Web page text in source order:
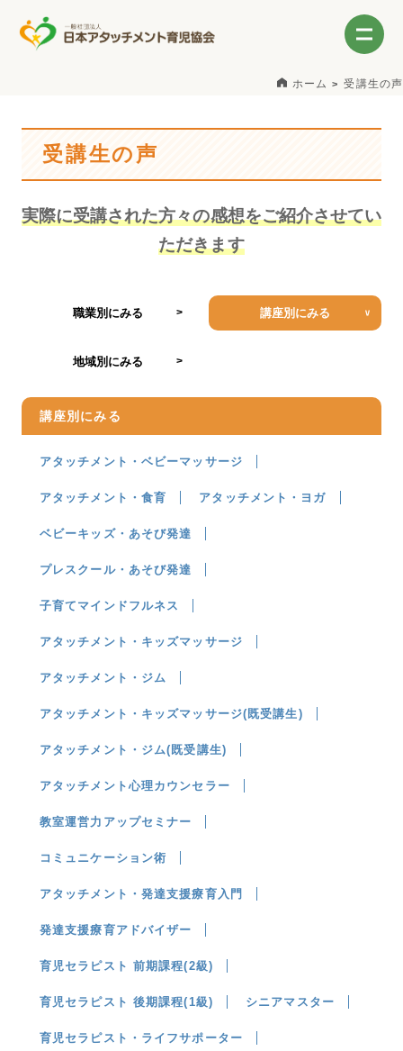
ホーム 受講生の声
受講生の声
実際に受講された方々の感想をご紹介させてい
ただきます
職業別にみる 講座別にみる
地域別にみる
講座別にみる
アタッチメント・ベビーマッサージ
アタッチメント・食育 アタッチメント・ヨガ
ベビーキッズ・あそび発達
プレスクール・あそび発達
子育てマインドフルネス
アタッチメント・キッズマッサージ
アタッチメント・ジム
アタッチメント・キッズマッサージ(既受講生)
アタッチメント・ジム(既受講生)
アタッチメント心理カウンセラー
教室運営力アップセミナー
コミュニケーション術
アタッチメント・発達支援療育入門
発達支援療育アドバイザー
育児セラピスト 前期課程(2級)
育児セラピスト 後期課程(1級) シニアマスター
育児セラピスト・ライフサポーター